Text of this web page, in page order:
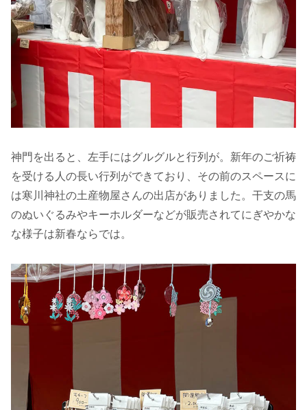
神門を出ると、左手にはグルグルと行列が。新年のご祈祷
を受ける人の長い行列ができており、その前のスペースに
は寒川神社の土産物屋さんの出店がありました。干支の馬
のぬいぐるみやキーホルダーなどが販売されてにぎやかな
な様子は新春ならでは。